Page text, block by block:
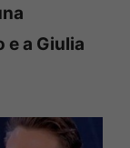
a Giulia